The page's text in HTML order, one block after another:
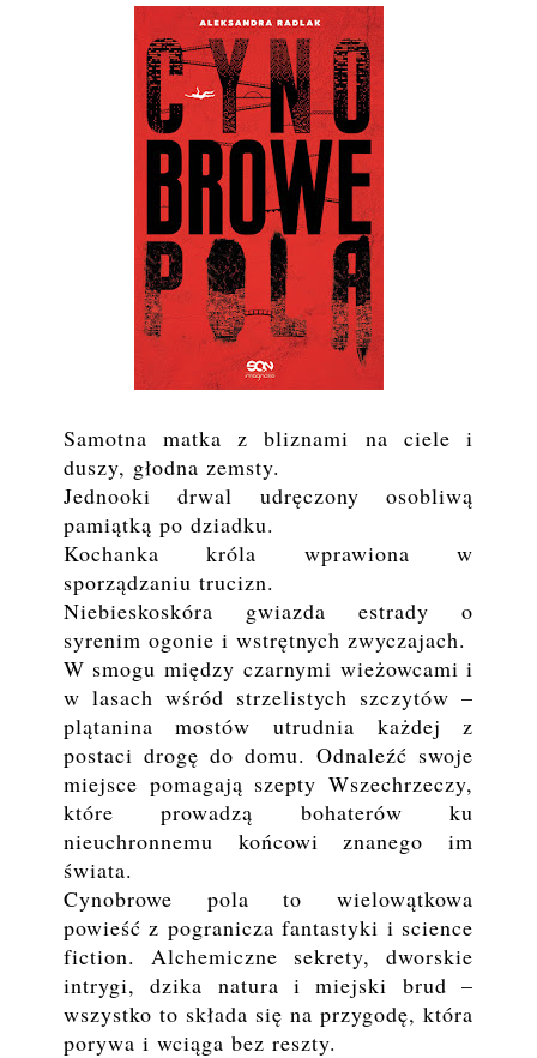
Samotna matka z bliznami na ciele i
duszy, głodna zemsty.
Jednooki drwal udręczony osobliwą
pamiątką po dziadku.
Kochanka króla wprawiona w
sporządzaniu trucizn.
Niebieskoskóra gwiazda estrady o
syrenim ogonie i wstrętnych zwyczajach.
W smogu między czarnymi wieżowcami i
w lasach wśród strzelistych szczytów –
plątanina mostów utrudnia każdej z
postaci drogę do domu. Odnaleźć swoje
miejsce pomagają szepty Wszechrzeczy,
które prowadzą bohaterów ku
nieuchronnemu końcowi znanego im
świata.
Cynobrowe pola to wielowątkowa
powieść z pogranicza fantastyki i science
fiction. Alchemiczne sekrety, dworskie
intrygi, dzika natura i miejski brud –
wszystko to składa się na przygodę, która
porywa i wciąga bez reszty.